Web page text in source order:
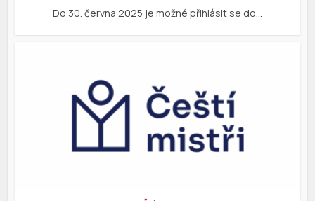
Do 30. června 2025 je možné přihlásit se do…